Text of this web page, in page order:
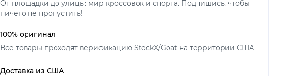
От площадки до улицы: мир кроссовок и спорта. Подпишись, чтобы
ничего не пропустить!
100% оригинал
Все товары проходят верификацию StockX/Goat на территории США
Доставка из США